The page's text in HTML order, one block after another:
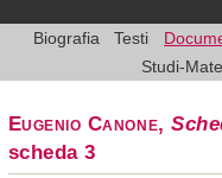
Biografia Testi
Studi-
Eugenio Canone,
scheda 3